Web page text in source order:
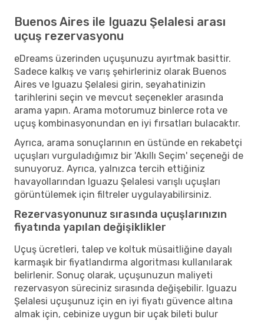
Buenos Aires ile Iguazu Şelalesi arası
uçuş rezervasyonu
eDreams üzerinden uçuşunuzu ayırtmak basittir.
Sadece kalkış ve varış şehirleriniz olarak Buenos
Aires ve Iguazu Şelalesi girin, seyahatinizin
tarihlerini seçin ve mevcut seçenekler arasında
arama yapın. Arama motorumuz binlerce rota ve
uçuş kombinasyonundan en iyi fırsatları bulacaktır.
Ayrıca, arama sonuçlarının en üstünde en rekabetçi
uçuşları vurguladığımız bir 'Akıllı Seçim' seçeneği de
sunuyoruz. Ayrıca, yalnızca tercih ettiğiniz
havayollarından Iguazu Şelalesi varışlı uçuşları
görüntülemek için filtreler uygulayabilirsiniz.
Rezervasyonunuz sırasında uçuşlarınızın
fiyatında yapılan değişiklikler
Uçuş ücretleri, talep ve koltuk müsaitliğine dayalı
karmaşık bir fiyatlandırma algoritması kullanılarak
belirlenir. Sonuç olarak, uçuşunuzun maliyeti
rezervasyon süreciniz sırasında değişebilir. Iguazu
Şelalesi uçuşunuz için en iyi fiyatı güvence altına
almak için, cebinize uygun bir uçak bileti bulur